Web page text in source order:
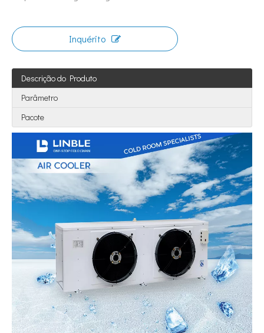
Inquérito
Descrição do Produto
Parâmetro
Pacote